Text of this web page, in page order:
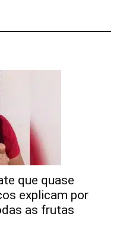
que quase
explicam por
as frutas